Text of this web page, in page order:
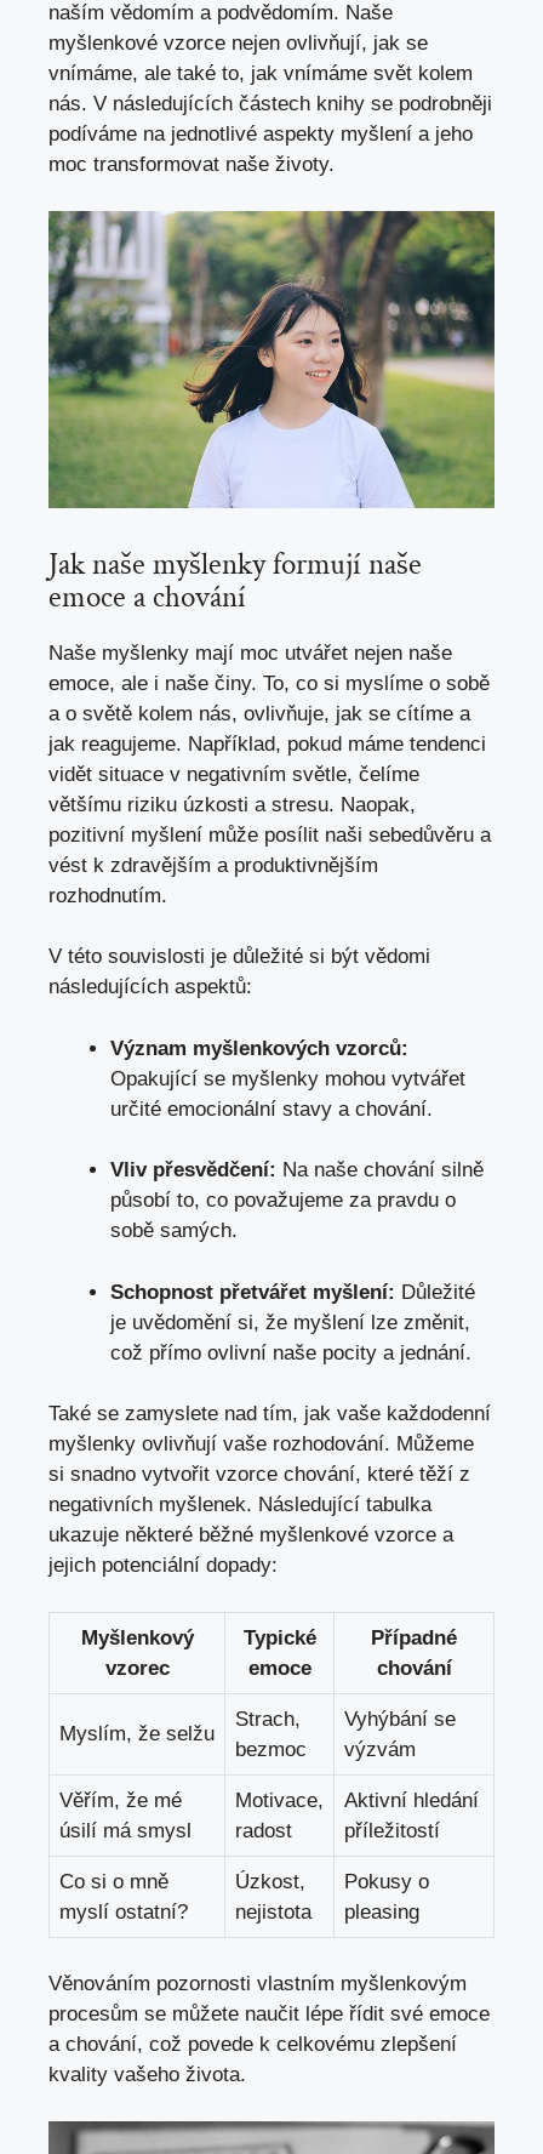
naším vědomím a podvědomím. Naše
myšlenkové vzorce nejen ovlivňují, jak se
vnímáme, ale také to, jak vnímáme svět kolem
nás. V následujících částech knihy se podrobněji
podíváme na jednotlivé aspekty myšlení a jeho
moc transformovat naše životy.
Jak naše myšlenky formují naše
emoce a chování
Naše myšlenky mají moc utvářet nejen naše
emoce, ale i naše činy. To, co si myslíme o sobě
a o světě kolem nás, ovlivňuje, jak se cítíme a
jak reagujeme. Například, pokud máme tendenci
vidět situace v negativním světle, čelíme
většímu riziku úzkosti a stresu. Naopak,
pozitivní myšlení může posílit naši sebedůvěru a
vést k zdravějším a produktivnějším
rozhodnutím.
V této souvislosti je důležité si být vědomi
následujících aspektů:
Význam myšlenkových vzorců:
Opakující se myšlenky mohou vytvářet
určité emocionální stavy a chování.
Vliv přesvědčení: Na naše chování silně
působí to, co považujeme za pravdu o
sobě samých.
Schopnost přetvářet myšlení: Důležité
je uvědomění si, že myšlení lze změnit,
což přímo ovlivní naše pocity a jednání.
Také se zamyslete nad tím, jak vaše každodenní
myšlenky ovlivňují vaše rozhodování. Můžeme
si snadno vytvořit vzorce chování, které těží z
negativních myšlenek. Následující tabulka
ukazuje některé běžné myšlenkové vzorce a
jejich potenciální dopady:
Myšlenkový
vzorec
Typické
emoce
Případné
chování
Myslím, že selžu
Strach,
bezmoc
Vyhýbání se
výzvám
Věřím, že mé
úsilí má smysl
Motivace,
radost
Aktivní hledání
příležitostí
Co si o mně
myslí ostatní?
Úzkost,
nejistota
Pokusy o
pleasing
Věnováním pozornosti vlastním myšlenkovým
procesům se můžete naučit lépe řídit své emoce
a chování, což povede k celkovému zlepšení
kvality vašeho života.